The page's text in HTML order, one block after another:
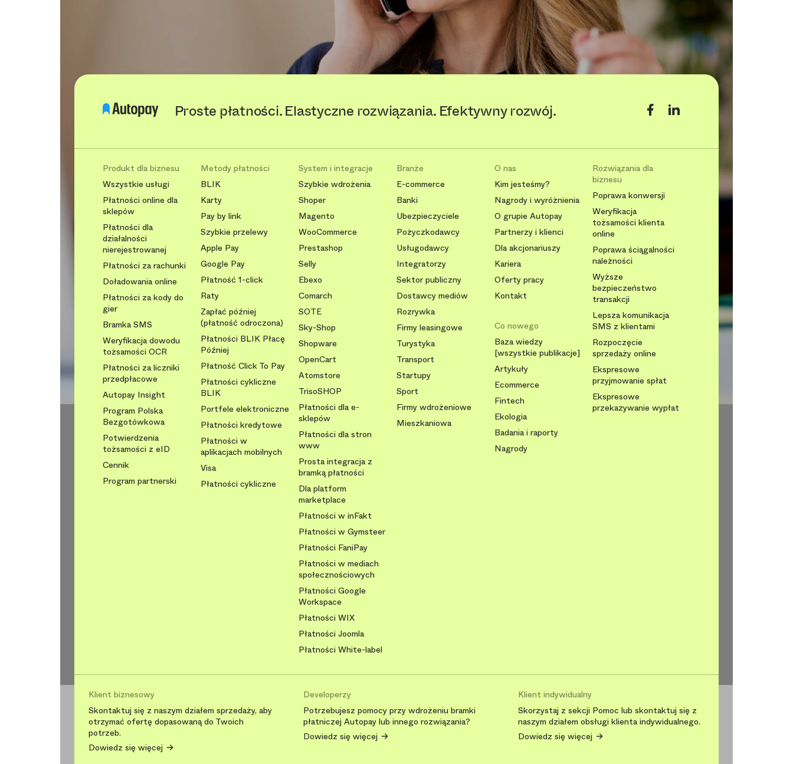
Proste płatności. Elastyczne rozwiązania. Efektywny rozwój.
Produkt dla biznesu
Wszystkie usługi
Płatności online dla
sklepów
Płatności dla
działalności
nierejestrowanej
Płatności za rachunki
Doładowania online
Płatności za kody do
gier
Bramka SMS
Weryfikacja dowodu
tożsamości OCR
Płatności za liczniki
przedpłacowe
Autopay Insight
Program Polska
Bezgotówkowa
Potwierdzenia
tożsamości z eID
Cennik
Program partnerski
Metody płatności
BLIK
Karty
Pay by link
Szybkie przelewy
Apple Pay
Google Pay
Płatność 1-click
Raty
Zapłać później
(płatność odroczona)
Płatności BLIK Płacę
Później
Płatność Click To Pay
Płatności cykliczne
BLIK
Portfele elektroniczne
Płatności kredytowe
Płatności w
aplikacjach mobilnych
Visa
Płatności cykliczne
System i integracje
Szybkie wdrożenia
Shoper
Magento
WooCommerce
Prestashop
Selly
Ebexo
Comarch
SOTE
Sky-Shop
Shopware
OpenCart
Atomstore
TrisoSHOP
Płatności dla e-
sklepów
Płatności dla stron
www
Prosta integracja z
bramką płatności
Dla platform
marketplace
Płatności w inFakt
Płatności w Gymsteer
Płatności FaniPay
Płatności w mediach
społecznościowych
Płatności Google
Workspace
Płatności WIX
Płatności Joomla
Płatności White-label
Branże
E-commerce
Banki
Ubezpieczyciele
Pożyczkodawcy
Usługodawcy
Integratorzy
Sektor publiczny
Dostawcy mediów
Rozrywka
Firmy leasingowe
Turystyka
Transport
Startupy
Sport
Firmy wdrożeniowe
Mieszkaniowa
O nas
Kim jesteśmy?
Nagrody i wyróżnienia
O grupie Autopay
Partnerzy i klienci
Dla akcjonariuszy
Kariera
Oferty pracy
Kontakt
Co nowego
Baza wiedzy
[wszystkie publikacje]
Artykuły
Ecommerce
Fintech
Ekologia
Badania i raporty
Nagrody
Rozwiązania dla
biznesu
Poprawa konwersji
Weryfikacja
tożsamości klienta
online
Poprawa ściągalności
należności
Wyższe
bezpieczeństwo
transakcji
Lepsza komunikacja
SMS z klientami
Rozpoczęcie
sprzedaży online
Ekspresowe
przyjmowanie spłat
Ekspresowe
przekazywanie wypłat
Klient biznesowy
Skontaktuj się z naszym działem sprzedaży, aby
otrzymać ofertę dopasowaną do Twoich
potrzeb.
Dowiedz się więcej
Developerzy
Potrzebujesz pomocy przy wdrożeniu bramki
płatniczej Autopay lub innego rozwiązania?
Dowiedz się więcej
Klient indywidualny
Skorzystaj z sekcji Pomoc lub skontaktuj się z
naszym działem obsługi klienta indywidualnego.
Dowiedz się więcej